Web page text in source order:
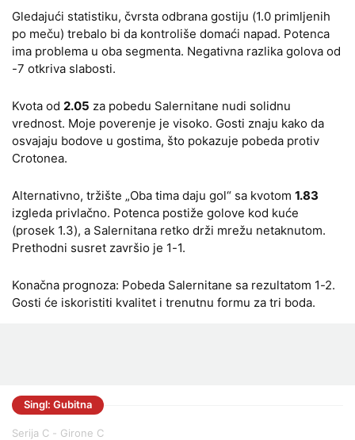
Gledajući statistiku, čvrsta odbrana gostiju (1.0 primljenih
po meču) trebalo bi da kontroliše domaći napad. Potenca
ima problema u oba segmenta. Negativna razlika golova od
-7 otkriva slabosti.
Kvota od 2.05 za pobedu Salernitane nudi solidnu
vrednost. Moje poverenje je visoko. Gosti znaju kako da
osvajaju bodove u gostima, što pokazuje pobeda protiv
Crotonea.
Alternativno, tržište „Oba tima daju gol“ sa kvotom 1.83
izgleda privlačno. Potenca postiže golove kod kuće
(prosek 1.3), a Salernitana retko drži mrežu netaknutom.
Prethodni susret završio je 1-1.
Konačna prognoza: Pobeda Salernitane sa rezultatom 1-2.
Gosti će iskoristiti kvalitet i trenutnu formu za tri boda.
Singl: Gubitna
Serija C - Girone C